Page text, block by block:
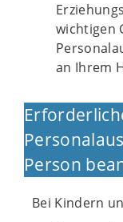
wichtigen
an Ihrem
Person
Bei Kindern